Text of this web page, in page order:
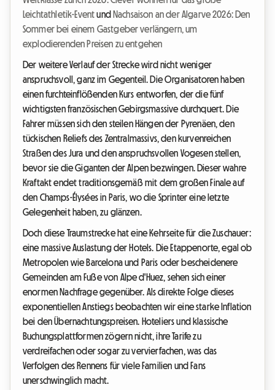
Leichtathletik-Eventund Nachsaison an der Algarve 2026: Den
Sommer bei einem Gastgeber verlängern, um
explodierenden Preisen zu entgehen
Der weitere Verlauf der Strecke wird nicht weniger
anspruchsvoll, ganz im Gegenteil. Die Organisatoren haben
einen furchteinflößenden Kurs entworfen, der die fünf
wichtigsten französischen Gebirgsmassive durchquert. Die
Fahrer müssen sich den steilen Hängen der Pyrenäen, den
tückischen Reliefs des Zentralmassivs, den kurvenreichen
Straßen des Jura und den anspruchsvollen Vogesen stellen,
bevor sie die Giganten der Alpen bezwingen. Dieser wahre
Kraftakt endet traditionsgemäß mit dem großen Finale auf
den Champs-Élysées in Paris, wo die Sprinter eine letzte
Gelegenheit haben, zu glänzen.
Doch diese Traumstrecke hat eine Kehrseite für die Zuschauer:
eine massive Auslastung der Hotels. Die Etappenorte, egal ob
Metropolen wie Barcelona und Paris oder bescheidenere
Gemeinden am Fuße von Alpe d'Huez, sehen sich einer
enormen Nachfrage gegenüber. Als direkte Folge dieses
exponentiellen Anstiegs beobachten wir eine starke Inflation
bei den Übernachtungspreisen. Hoteliers und klassische
Buchungsplattformen zögern nicht, ihre Tarife zu
verdreifachen oder sogar zu vervierfachen, was das
Verfolgen des Rennens für viele Familien und Fans
unerschwinglich macht.